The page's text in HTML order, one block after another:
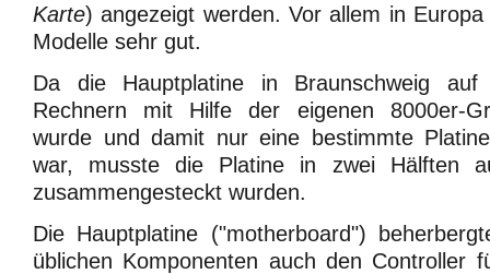
Karte) angezeigt werden. Vor allem in
Modelle sehr gut.
Da die Hauptplatine in Braunschweig
Rechnern mit Hilfe der eigenen 8000er-
wurde und damit nur eine bestimmte
war, musste die Platine in zwei Hälften
zusammengesteckt wurden.
Die Hauptplatine ("motherboard")
üblichen Komponenten auch den Controller